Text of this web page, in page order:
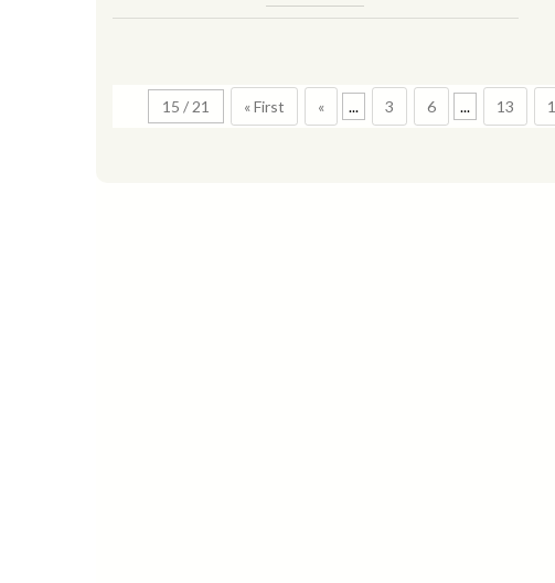
15 / 21 « First « ... 3 6 ... 13